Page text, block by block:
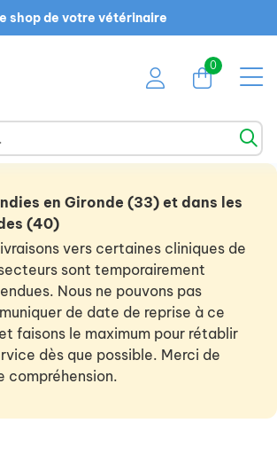
shop de votre vétérinaire
0
en Gironde (33) et dans les
(40)
vers certaines cliniques de
sont temporairement
Nous ne pouvons pas
de date de reprise à ce
faisons le maximum pour rétablir
dès que possible. Merci de
compréhension.